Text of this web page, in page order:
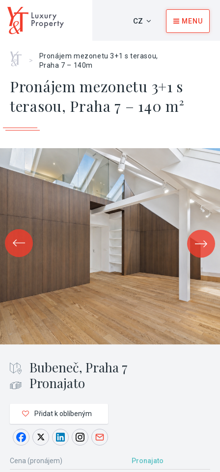
CZ MENU
Home
>
Pronájem mezonetu 3+1 s terasou,
Praha 7 – 140m
Pronájem mezonetu 3+1 s
terasou, Praha 7 – 140 m²
Bubeneč, Praha 7
Pronajato
Přidat k oblíbeným
Cena (pronájem) Pronajato